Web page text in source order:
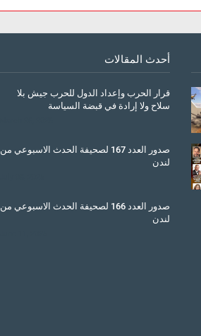
أحدث المقالات
قرار الحرب وإعداد الدول للحرب جيش بلا
سلاح ولا إرادة في قبضة السياسة
صدور العدد 167 لصحيفة الحدث الاسبوعي من
لندن
صدور العدد 166 لصحيفة الحدث الاسبوعي من
لندن